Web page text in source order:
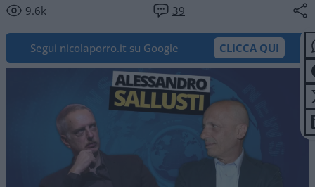
9.6k 39
Segui nicolaporro.it su Google CLICCA QUI